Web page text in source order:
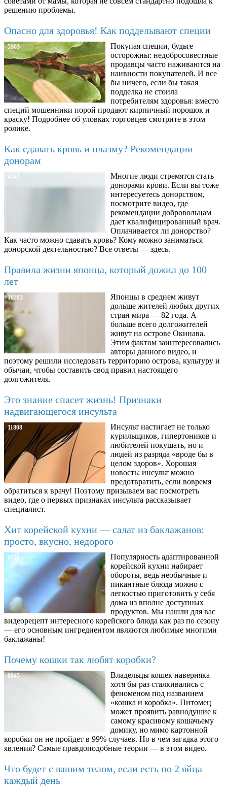
решению проблемы.
Опасно для здоровья! Как подделывают специи
5903
Покупая специи, будьте
осторожны: недобросовестные
продавцы часто наживаются на
наивности покупателей. И все
бы ничего, если бы такая
подделка не стоила
потребителям здоровья: вместо
специй мошенники порой продают кирпичный порошок и
краску! Подробнее об уловках торговцев смотрите в этом
ролике.
Как сдавать кровь и плазму? Рекомендации
донорам
4143
Многие люди стремятся стать
донорами крови. Если вы тоже
интересуетесь донорством,
посмотрите видео, где
рекомендации добровольцам
дает квалифицированный врач.
Оплачивается ли донорство?
Как часто можно сдавать кровь? Кому можно заниматься
донорской деятельностью? Все ответы — здесь.
Правила жизни японца, который дожил до 100
лет
10283
Японцы в среднем живут
дольше жителей любых других
стран мира — 82 года. А
больше всего долгожителей
живут на острове Окинава.
Этим фактом заинтересовались
авторы данного видео, и
поэтому решили исследовать территорию острова, культуру и
обычаи, чтобы составить свод правил настоящего
долгожителя.
Это знание спасет жизнь! Признаки
надвигающегося инсульта
11808
Инсульт настигает не только
курильщиков, гипертоников и
любителей покушать, но и
людей из разряда «вроде бы в
целом здоров». Хорошая
новость: инсульт можно
предотвратить, если вовремя
обратиться к врачу! Поэтому призываем вас посмотреть
видео, где о первых признаках инсульта рассказывает
специалист.
Хит корейской кухни — салат из баклажанов:
просто, вкусно, недорого
6734
Популярность адаптированной
корейской кухни набирает
обороты, ведь необычные и
пикантные блюда можно с
легкостью приготовить у себя
дома из вполне доступных
продуктов. Мы нашли для вас
видеорецепт интересного корейского блюда как раз по сезону
— его основным ингредиентом являются любимые многими
баклажаны!
Почему кошки так любят коробки?
8845
Владельцы кошек наверняка
хотя бы раз сталкивались с
феноменом под названием
«кошка и коробка». Питомец
может проявить равнодушие к
самому красивому кошачьему
домику, но мимо картонной
коробки он не пройдет в 99% случаев. Но в чем загадка этого
явления? Самые правдоподобные теории — в этом видео.
Что будет с вашим телом, если есть по 2 яйца
каждый день